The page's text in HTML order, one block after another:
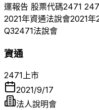
運報告 股票代碼2471
2021年資通法說會2021年
Q32471法說會
資通
2471上市
2021/9/17
法人說明會